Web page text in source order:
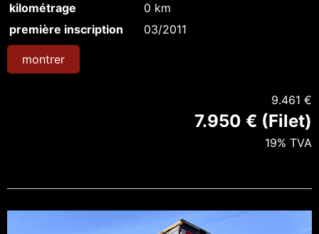
kilométrage
0 km
première inscription
03/2011
montrer
9.461 €
7.950 € (Filet)
19% TVA